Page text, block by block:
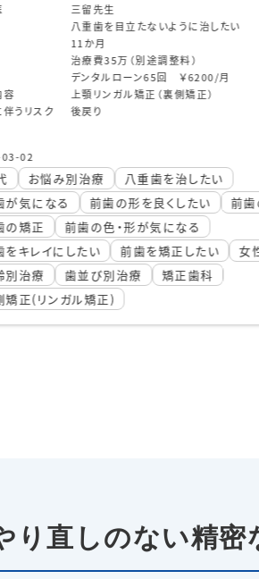
療
期間
費用
20万+tax (別
治療内容
治療に伴うリスク
準備中
2024-12-03
前歯のねじれが気になる
前歯を矯正したい
矯正歯
り直しのない精密